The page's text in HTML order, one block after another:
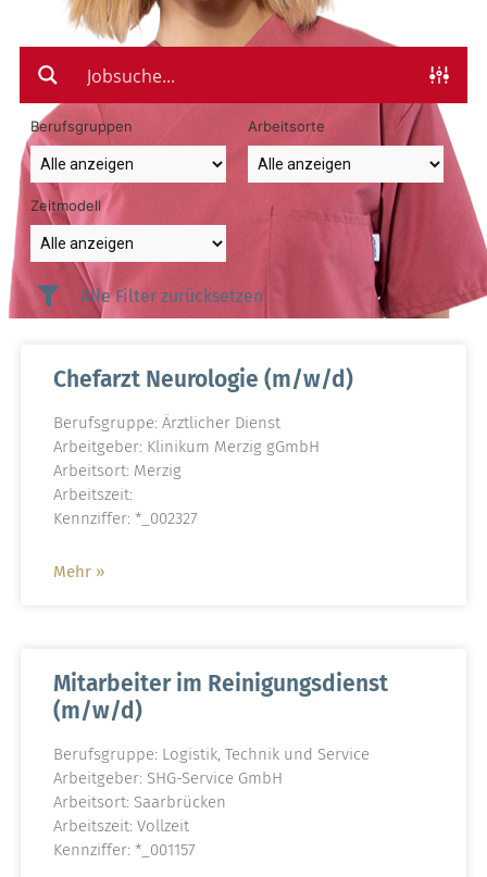
Berufsgruppen Arbeitsorte
Zeitmodell
Alle Filter zurücksetzen
Chefarzt Neurologie (m/w/d)
Berufsgruppe: Ärztlicher Dienst
Arbeitgeber: Klinikum Merzig gGmbH
Arbeitsort: Merzig
Arbeitszeit:
Kennziffer: *_002327
Mehr »
Mitarbeiter im Reinigungsdienst
(m/w/d)
Berufsgruppe: Logistik, Technik und Service
Arbeitgeber: SHG-Service GmbH
Arbeitsort: Saarbrücken
Arbeitszeit: Vollzeit
Kennziffer: *_001157